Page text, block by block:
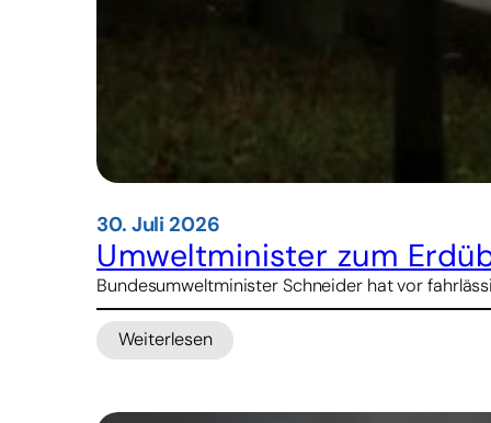
30. Juli 2026
Umweltminister zum
Bundesumweltminister Schneider hat vor
Weiterlesen
: